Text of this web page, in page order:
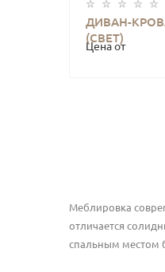
ДИВАН-
(СВЕТ)
Цена от
Меблировка
отличается
спальным местом